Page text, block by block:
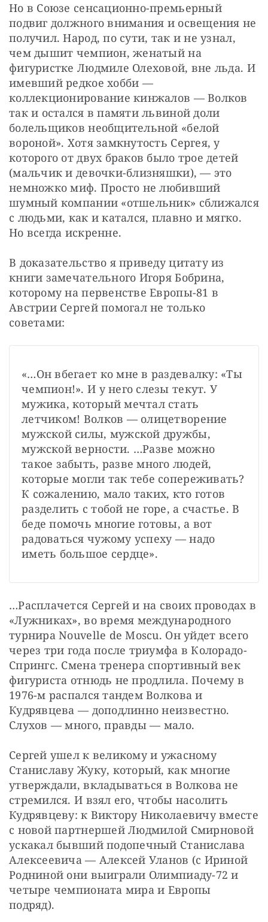
Но в Союзе сенсационно-премьерный
подвиг должного внимания и освещения не
получил. Народ, по сути, так и не узнал,
чем дышит чемпион, женатый на
фигуристке Людмиле Олеховой, вне льда. И
имевший редкое хобби —
коллекционирование кинжалов — Волков
так и остался в памяти львиной доли
болельщиков необщительной «белой
вороной». Хотя замкнутость Сергея, у
которого от двух браков было трое детей
(мальчик и девочки-близняшки), — это
немножко миф. Просто не любивший
шумный компании «отшельник» сближался
с людьми, как и катался, плавно и мягко.
Но всегда искренне.
В доказательство я приведу цитату из
книги замечательного Игоря Бобрина,
которому на первенстве Европы-81 в
Австрии Сергей помогал не только
советами:
«…Он вбегает ко мне в раздевалку: «Ты
чемпион!». И у него слезы текут. У
мужика, который мечтал стать
летчиком! Волков — олицетворение
мужской силы, мужской дружбы,
мужской верности. …Разве можно
такое забыть, разве много людей,
которые могли так тебе сопереживать?
К сожалению, мало таких, кто готов
разделить с тобой не горе, а счастье. В
беде помочь многие готовы, а вот
радоваться чужому успеху — надо
иметь большое сердце».
…Расплачется Сергей и на своих проводах в
«Лужниках», во время международного
турнира Nouvelle de Moscu. Он уйдет всего
через три года после триумфа в Колорадо-
Спрингс. Смена тренера спортивный век
фигуриста отнюдь не продлила. Почему в
1976-м распался тандем Волкова и
Кудрявцева — доподлинно неизвестно.
Слухов — много, правды — мало.
Сергей ушел к великому и ужасному
Станиславу Жуку, который, как многие
утверждали, вкладываться в Волкова не
стремился. И взял его, чтобы насолить
Кудрявцеву: к Виктору Николаевичу вместе
с новой партнершей Людмилой Смирновой
ускакал бывший подопечный Станислава
Алексеевича — Алексей Уланов (с Ириной
Родниной они выиграли Олимпиаду-72 и
четыре чемпионата мира и Европы
подряд).